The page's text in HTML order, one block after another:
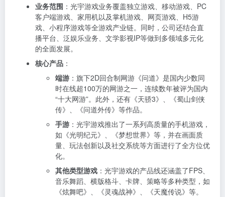
业务范围 ：光宇游戏业务覆盖独立游戏、移动游戏、PC
客户端游戏、家用机以及掌机游戏、网页游戏、H5游
戏、小程序游戏等全游戏产业链。同时，公司还结合直
播平台、泛娱乐业务、文学影视IP等做到多领域多元化
的全面发展。
核心产品 ：
端游 ：旗下2D回合制网游《问道》是国内少数同
时在线超100万的网游之一，连续数年被评为国内
“十大网游”。此外，还有《天骄3》、《蜀山剑侠
传》、《问道外传》等作品。
手游 ：光宇游戏推出了一系列高质量的手机游戏，
如《光明纪元》、《梦想世界》等，并在画面质
量、玩法创新以及社交系统等方面进行了全方位优
化。
其他类型游戏 ：光宇游戏的产品线还涵盖了FPS、
音乐舞蹈、横版格斗、卡牌、策略等多种类型，如
《炫舞吧》、《灵魂战神》、《天魔传说》等。